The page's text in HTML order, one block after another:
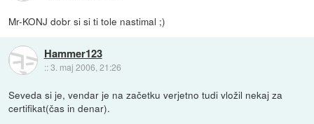
Mr-KONJ dobr si si ti tole nastimal ;)
Hammer123
::3. maj 2006, 21:26
Seveda si je, vendar je na začetku verjetno tudi vložil nekaj za
certifikat(čas in denar).